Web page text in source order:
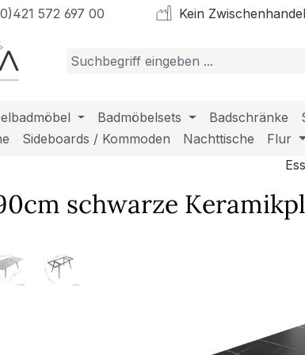
572 697 00 Kein Zwischenhandel
Badmöbelsets Badschränke
Sideboards / Kommoden Nachttische Flur
schwarze